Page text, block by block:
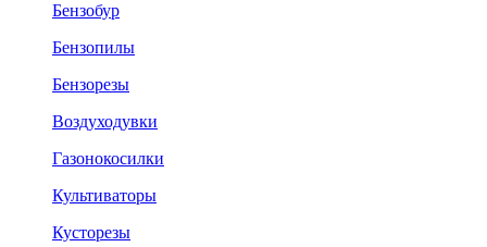
Бензобур
Бензопилы
Бензорезы
Воздуходувки
Газонокосилки
Культиваторы
Кусторезы